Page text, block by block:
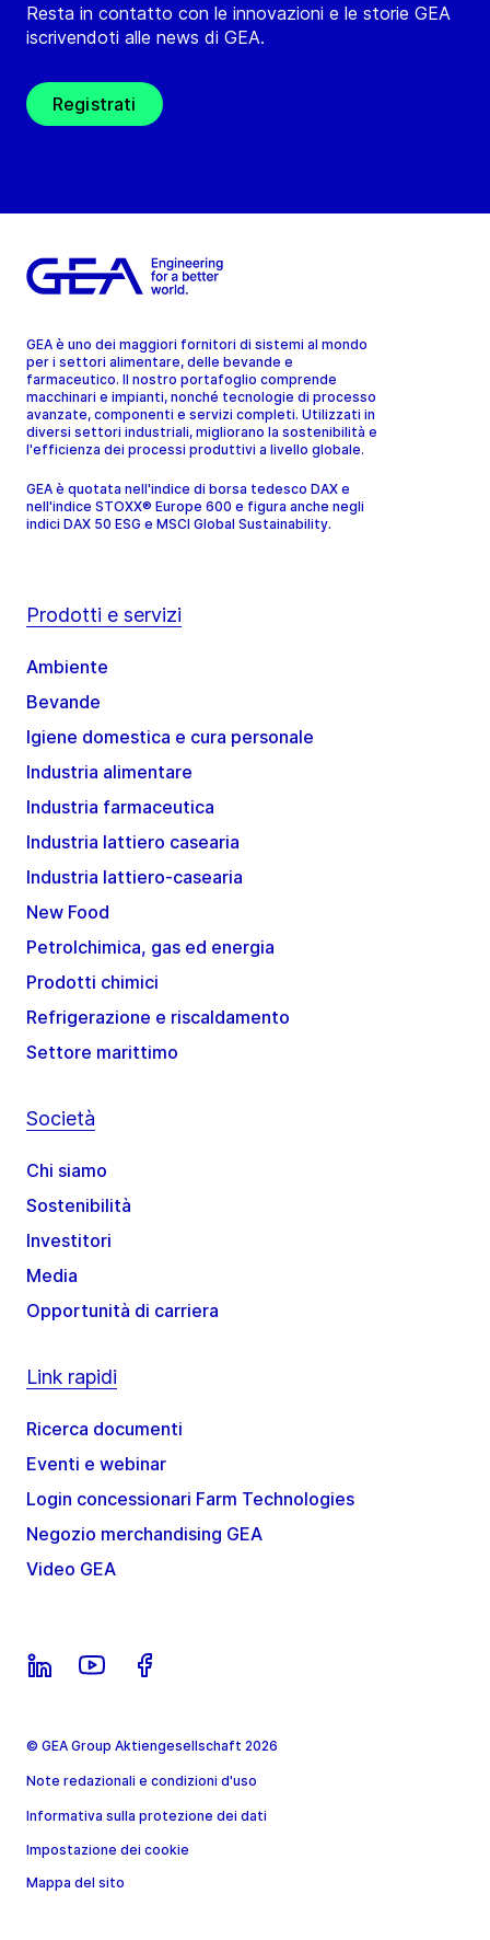
Resta in contatto con le innovazioni e le storie GEA
iscrivendoti alle news di GEA.
Registrati
GEA è uno dei maggiori fornitori di sistemi al mondo
per i settori alimentare, delle bevande e
farmaceutico. Il nostro portafoglio comprende
macchinari e impianti, nonché tecnologie di processo
avanzate, componenti e servizi completi. Utilizzati in
diversi settori industriali, migliorano la sostenibilità e
l'efficienza dei processi produttivi a livello globale.
GEA è quotata nell'indice di borsa tedesco DAX e
nell'indice STOXX® Europe 600 e figura anche negli
indici DAX 50 ESG e MSCI Global Sustainability.
Prodotti e servizi
Ambiente
Bevande
Igiene domestica e cura personale
Industria alimentare
Industria farmaceutica
Industria lattiero casearia
Industria lattiero-casearia
New Food
Petrolchimica, gas ed energia
Prodotti chimici
Refrigerazione e riscaldamento
Settore marittimo
Società
Chi siamo
Sostenibilità
Investitori
Media
Opportunità di carriera
Link rapidi
Ricerca documenti
Eventi e webinar
Login concessionari Farm Technologies
Negozio merchandising GEA
Video GEA
© GEA Group Aktiengesellschaft 2026
Note redazionali e condizioni d'uso
Informativa sulla protezione dei dati
Impostazione dei cookie
Mappa del sito